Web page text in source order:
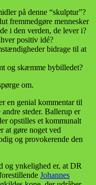
på denne “skulptur”?
fremmedgøre mennesker
i den verden, de lever i?
positiv idé?
bidrage til at
og skæmme bybilledet?
om.
en genial kommentar til
steder. Ballerup er
opstilles et kommunalt
at gøre noget ved
og provokerende den
og ynkelighed er, at DR
Johannes